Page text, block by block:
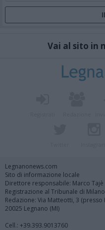
Vai al sito in
Legnanonews.com
Sito di informazione locale
Direttore responsabile: Marco Tajè
Registrazione al Tribunale di
Redazione: Via Matteotti, 3 (presso
20025 Legnano (MI)
Cell.: +39.393.9013760